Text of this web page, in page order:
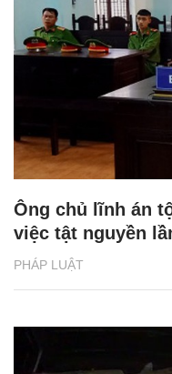
PHÁP LUẬT
Ông chủ lĩnh án
việc tật nguyền